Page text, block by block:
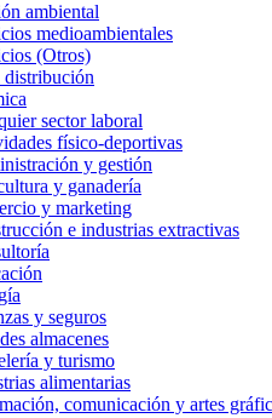
ambiental
medioambientales
(Otros)
distribución
sector laboral
físico-deportivas
y gestión
y ganadería
y marketing
e industrias extractivas
y seguros
almacenes
y turismo
alimentarias
comunicación y artes